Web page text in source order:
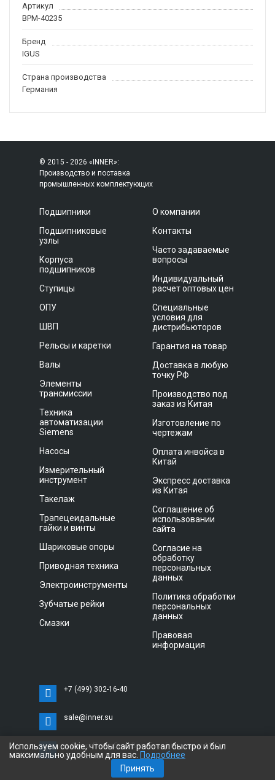
Артикул
BPM-40235
Бренд
IGUS
Страна производства
Германия
© 2015 - 2026 «INNER»:
Производство и поставка
промышленных комплектующих
Подшипники
Подшипниковые
узлы
Корпуса
подшипников
Ступицы
ОПУ
ШВП
Рельсы и каретки
Валы
Элементы
трансмиссии
Техника
автоматизации
Siemens
Насосы
Измерительный
инструмент
Такелаж
Трапецеидальные
гайки и винты
Шариковые опоры
Приводная техника
Электроинструменты
Зубчатые рейки
Смазки
О компании
Контакты
Часто задаваемые
вопросы
Индивидуальный
расчет оптовых цен
Специальные
условия для
дистрибьюторов
Гарантия на товар
Доставка в любую
точку РФ
Производство под
заказ из Китая
Изготовление по
чертежам
Оплата инвойса в
Китай
Экспресс доставка
из Китая
Соглашение об
использовании
сайта
Согласие на
обработку
персональных
данных
Политика обработки
персональных
данных
Правовая
информация
+7 (499) 302-16-40
sale@inner.su
г. Санкт-Петербург, Витебский проспект 11 С,
офис 3033
Используем cookie, чтобы сайт работал быстро и был
максимально удобным для вас. Подробнее
Принять